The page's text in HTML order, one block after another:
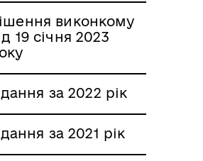
виконкому
19 січня 2023
за 2022 рік
за 2021 рік